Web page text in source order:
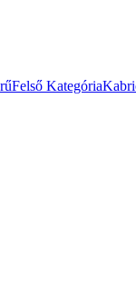
Felső Kategória